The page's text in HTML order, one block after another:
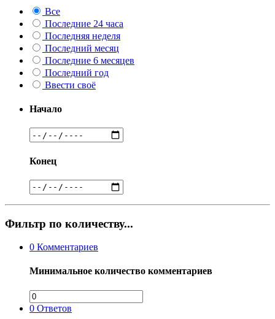
Все
Последние 24 часа
Последняя неделя
Последний месяц
Последние 6 месяцев
Последний год
Ввести своё
Начало
Конец
Фильтр по количеству...
0 Комментариев
Минимальное количество комментариев
0 Ответов